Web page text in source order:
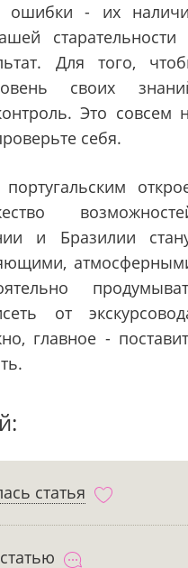
ошибки - их
старательности
Для того,
своих
Это совсем
себя.
и Бразилии
от
главное -
статья